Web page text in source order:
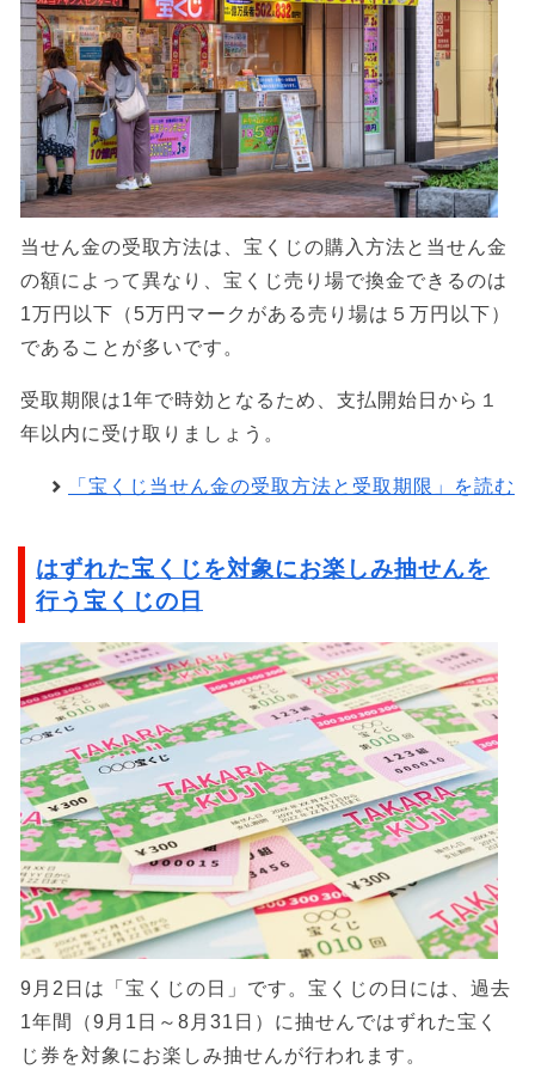
当せん金の受取方法は、宝くじの購入方法と当せん金
の額によって異なり、宝くじ売り場で換金できるのは
1万円以下（5万円マークがある売り場は５万円以下）
であることが多いです。
受取期限は1年で時効となるため、支払開始日から１
年以内に受け取りましょう。
「宝くじ当せん金の受取方法と受取期限」を読む
はずれた宝くじを対象にお楽しみ抽せんを
行う宝くじの日
9月2日は「宝くじの日」です。宝くじの日には、過去
1年間（9月1日～8月31日）に抽せんではずれた宝く
じ券を対象にお楽しみ抽せんが行われます。